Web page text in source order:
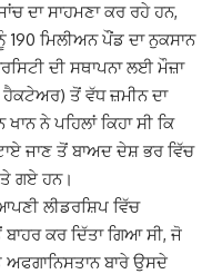
ਦਾ ਸਾਹਮਣਾ ਕਰ ਰਹੇ ਹਨ,
190 ਮਿਲੀਅਨ ਪੌਂਡ ਦਾ ਨੁਕਸਾਨ
ਦੀ ਸਥਾਪਨਾ ਲਈ ਮੌਜ਼ਾ
ਹੈਕਟੇਅਰ) ਤੋਂ ਵੱਧ ਜ਼ਮੀਨ ਦਾ
ਨੇ ਪਹਿਲਾਂ ਕਿਹਾ ਸੀ ਕਿ
ਜਾਣ ਤੋਂ ਬਾਅਦ ਦੇਸ਼ ਭਰ ਵਿੱਚ
ਗਏ ਹਨ।
ਲੀਡਰਸ਼ਿਪ ਵਿੱਚ
ਕਰ ਦਿੱਤਾ ਗਿਆ ਸੀ, ਜੋ
ਬਾਰੇ ਉਸਦੇ